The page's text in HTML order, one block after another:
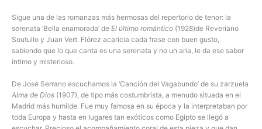
Sigue una de las romanzas más hermosas del repertorio de tenor: la
serenata ‘Bella enamorada’ de El último romántico (1928)de Reveriano
Soutullo y Juan Vert. Flórez acaricia cada frase con buen gusto,
sabiendo que lo que canta es una serenata y no un aria, le da ese sabor
íntimo y misterioso.
De José Serrano escuchamos la ‘Canción del Vagabundo’ de su zarzuela
Alma de Dios (1907), de tipo más costumbrista, a menudo situada en el
Madrid más humilde. Fue muy famosa en su época y la interpretaban por
toda Europa y hasta en lugares tan exóticos como Egipto se llegó a